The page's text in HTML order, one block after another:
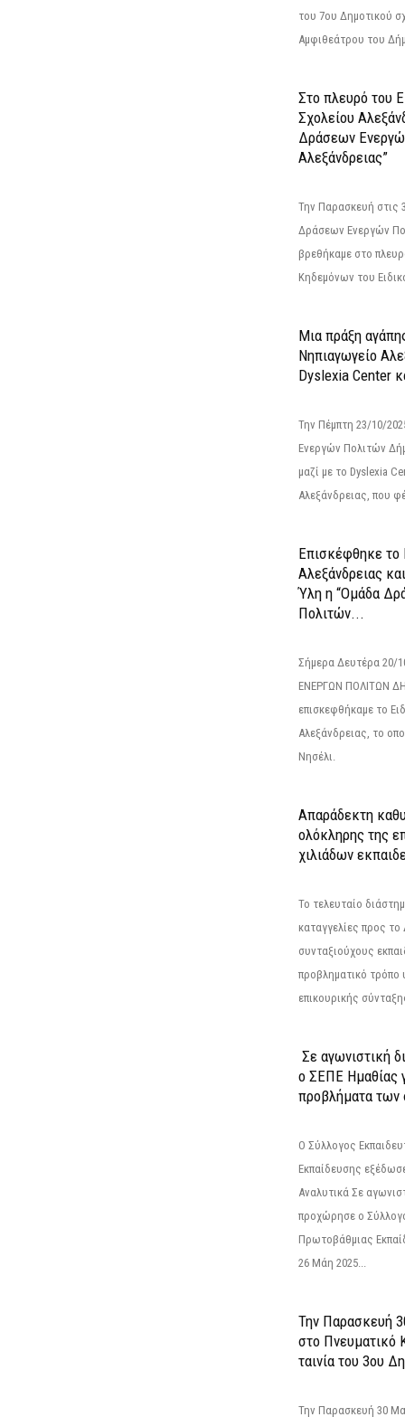
του 7ου Δημοτικού
Αμφιθεάτρου του
Στο πλευρό του
Σχολείου
Δράσεων
Αλεξάνδρειας”
Την Παρασκευή
Δράσεων Ενεργών
βρεθήκαμε στο
Κηδεμόνων του
Μια πράξη
Νηπιαγωγείο
Dyslexia Center
Την Πέμπτη 23/10/
Ενεργών Πολιτών
μαζί με το Dyslexia
Αλεξάνδρειας, που
Επισκέφθηκε το
Αλεξάνδρειας
Ύλη η “Ομάδα
Πολιτών...
Σήμερα Δευτέρα
ΕΝΕΡΓΩΝ ΠΟΛΙΤΩΝ
επισκεφθήκαμε το
Αλεξάνδρειας, το
Νησέλι.
Απαράδεκτη
ολόκληρης της
χιλιάδων
Το τελευταίο
καταγγελίες προς
συνταξιούχους
προβληματικό τρόπο
επικουρικής
Σε αγωνιστική
ο ΣΕΠΕ Ημαθίας
προβλήματα των
Ο Σύλλογος
Εκπαίδευσης
Αναλυτικά Σε
προχώρησε ο
Πρωτοβάθμιας
26 Μάη 2025...
Την Παρασκευή
στο Πνευματικό
ταινία του 3ου
Την Παρασκευή 30